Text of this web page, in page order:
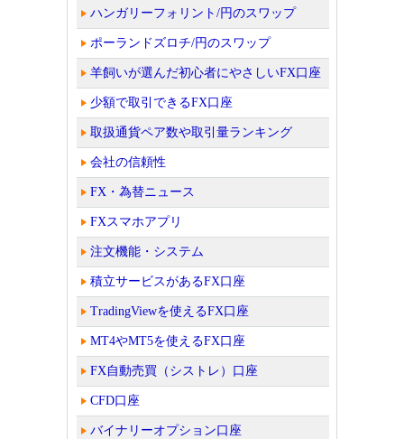
ハンガリーフォリント/円のスワップ
ポーランドズロチ/円のスワップ
羊飼いが選んだ初心者にやさしいFX口座
少額で取引できるFX口座
取扱通貨ペア数や取引量ランキング
会社の信頼性
FX・為替ニュース
FXスマホアプリ
注文機能・システム
積立サービスがあるFX口座
TradingViewを使えるFX口座
MT4やMT5を使えるFX口座
FX自動売買（シストレ）口座
CFD口座
バイナリーオプション口座